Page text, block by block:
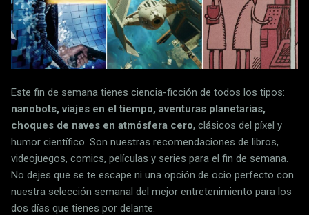
Este fin de semana tienes ciencia-ficción de todos los tipos:
nanobots, viajes en el tiempo, aventuras planetarias,
choques de naves en atmósfera cero, clásicos del píxel y
humor científico. Son nuestras recomendaciones de libros,
videojuegos, comics, películas y series para el fin de semana.
No dejes que se te escape ni una opción de ocio perfecto con
nuestra selección semanal del mejor entretenimiento para los
dos días que tienes por delante.